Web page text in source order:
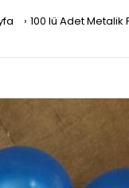
100 lü Adet Metalik